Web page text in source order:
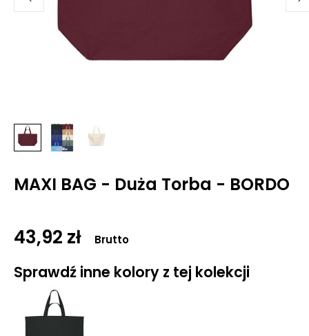
MAXI BAG - Duża Torba - BORDO
43,92 zł Brutto
Sprawdź inne kolory z tej kolekcji